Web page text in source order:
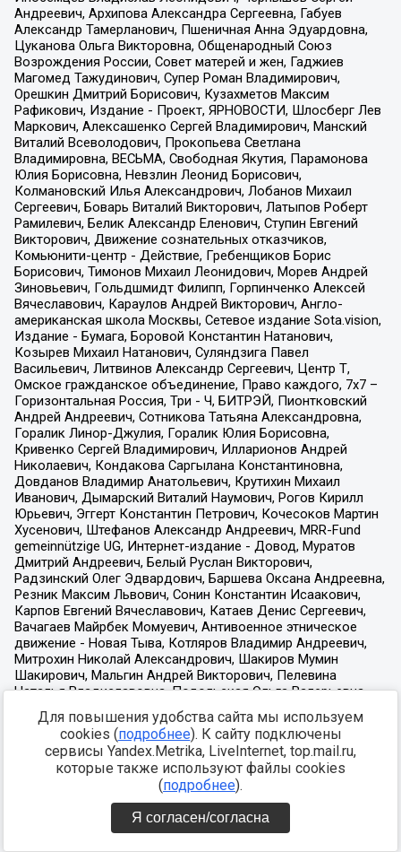
Для повышения удобства сайта мы используем
cookies (подробнее). К сайту подключены
сервисы Yandex.Metrika, LiveInternet, top.mail.ru,
которые также используют файлы cookies
(подробнее).
Я согласен/согласна